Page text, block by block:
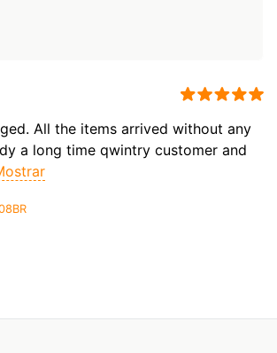
All the items arrived without any
a long time qwintry customer and